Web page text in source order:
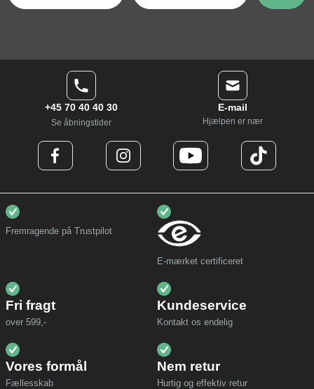
+45 70 40 40 30
Se åbningstider
E-mail
Hjælpen er nær
Fremragende på Trustpilot
E-mærket certificeret
Fri fragt
over 599,-
Kundeservice
Kontakt os endelig
Vores formål
Fællesskab
Nem retur
Hurtig og effektiv retur